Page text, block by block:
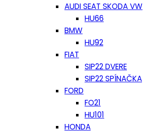
AUDI SEAT SKODA VW
HU66
BMW
HU92
FIAT
SIP22 DVERE
SIP22 SPÍNAČKA
FORD
FO21
HU101
HONDA